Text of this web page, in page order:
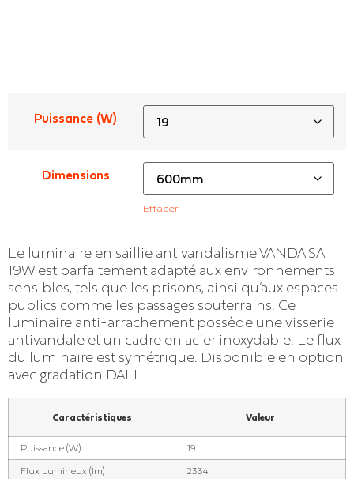
Puissance (W)
Dimensions
Effacer
Le luminaire en saillie antivandalisme VANDA SA
19W est parfaitement adapté aux environnements
sensibles, tels que les prisons, ainsi qu’aux espaces
publics comme les passages souterrains. Ce
luminaire anti-arrachement possède une visserie
antivandale et un cadre en acier inoxydable. Le flux
du luminaire est symétrique. Disponible en option
avec gradation DALI.
Caractéristiques Valeur
Puissance (W) 19
Flux Lumineux (lm) 2334